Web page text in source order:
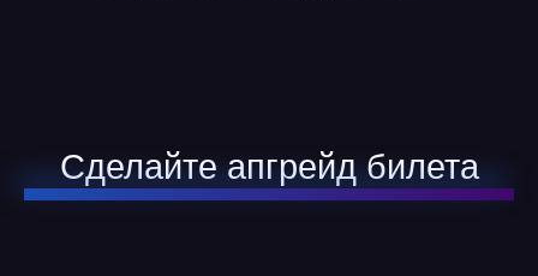
Сделайте апгрейд билета